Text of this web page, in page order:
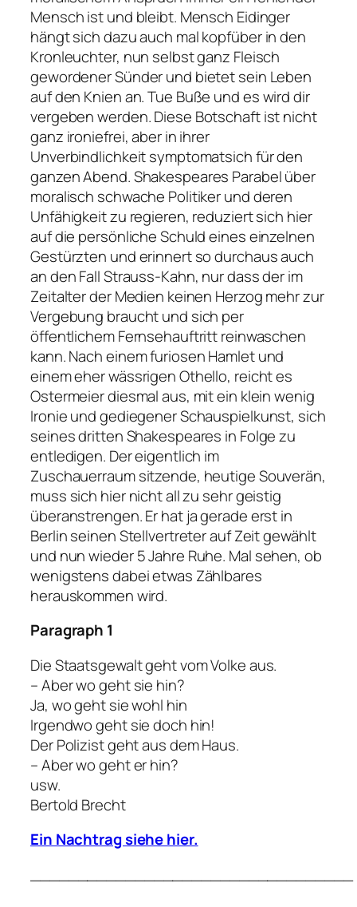
Mensch ist und bleibt. Mensch Eidinger
hängt sich dazu auch mal kopfüber in den
Kronleuchter, nun selbst ganz Fleisch
gewordener Sünder und bietet sein Leben
auf den Knien an. Tue Buße und es wird dir
vergeben werden. Diese Botschaft ist nicht
ganz ironiefrei, aber in ihrer
Unverbindlichkeit symptomatsich für den
ganzen Abend. Shakespeares Parabel über
moralisch schwache Politiker und deren
Unfähigkeit zu regieren, reduziert sich hier
auf die persönliche Schuld eines einzelnen
Gestürzten und erinnert so durchaus auch
an den Fall Strauss-Kahn, nur dass der im
Zeitalter der Medien keinen Herzog mehr zur
Vergebung braucht und sich per
öffentlichem Fernsehauftritt reinwaschen
kann. Nach einem furiosen Hamlet und
einem eher wässrigen Othello, reicht es
Ostermeier diesmal aus, mit ein klein wenig
Ironie und gediegener Schauspielkunst, sich
seines dritten Shakespeares in Folge zu
entledigen. Der eigentlich im
Zuschauerraum sitzende, heutige Souverän,
muss sich hier nicht all zu sehr geistig
überanstrengen. Er hat ja gerade erst in
Berlin seinen Stellvertreter auf Zeit gewählt
und nun wieder 5 Jahre Ruhe. Mal sehen, ob
wenigstens dabei etwas Zählbares
herauskommen wird.
Paragraph 1
Die Staatsgewalt geht vom Volke aus.
– Aber wo geht sie hin?
Ja, wo geht sie wohl hin
Irgendwo geht sie doch hin!
Der Polizist geht aus dem Haus.
– Aber wo geht er hin?
usw.
Bertold Brecht
Ein Nachtrag siehe hier.